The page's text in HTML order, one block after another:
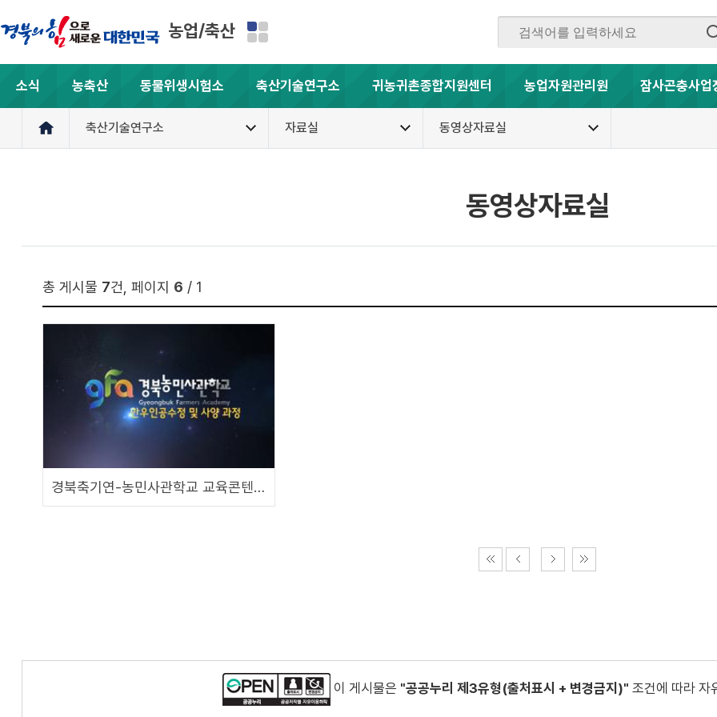
농업/축산
소식 농축산 동물위생시험소 축산기술연구소 귀농귀촌종합지원센터 농업자원관리원 잠사곤충사업
축산기술연구소 자료실 동영상자료실
동영상자료실
총 게시물 7건, 페이지 6 / 1
경북축기연-농민사관학교 교육콘텐츠 19. 한우인공수정 및 사양 과정안내
이 게시물은 "공공누리 제3유형(출처표시 + 변경금지)" 조건에 따라 자